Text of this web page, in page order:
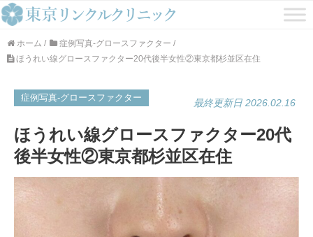
ホーム / 症例写真-グロースファクター /
ほうれい線グロースファクター20代後半女性②東京都杉並区在住
症例写真-グロースファクター 最終更新日 2026.02.16
ほうれい線グロースファクター20代
後半女性②東京都杉並区在住